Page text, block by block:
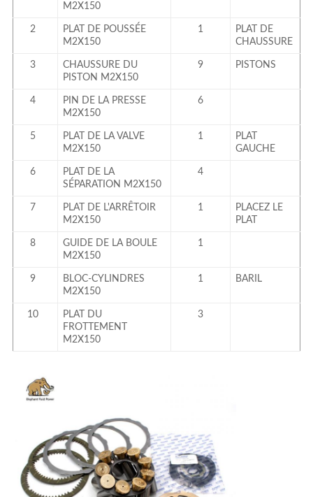
M2X150
2
PLAT DE POUSSÉE
M2X150
1
PLAT DE
CHAUSSURE
3 CHAUSSURE DU
PISTON M2X150
9 PISTONS
4
PIN DE LA PRESSE
M2X150
6
5
PLAT DE LA VALVE
M2X150
1
PLAT
GAUCHE
6
PLAT DE LA
SÉPARATION M2X150
4
7
PLAT DE L'ARRÊTOIR
M2X150
1
PLACEZ LE
PLAT
8 GUIDE DE LA BOULE
M2X150
1
9
BLOC-CYLINDRES
M2X150
1 BARIL
10
PLAT DU
FROTTEMENT
M2X150
3